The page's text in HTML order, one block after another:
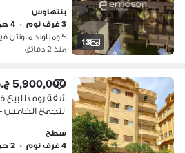
13
بنتهاوس
3 غرف نوم
• 4 حمامات
منذ 2 دقائق
5,900,000 ج.م
شقة روف للبيع
التجمع
الشربتلي
سطح
4 غرف نوم
• 2 حمامات